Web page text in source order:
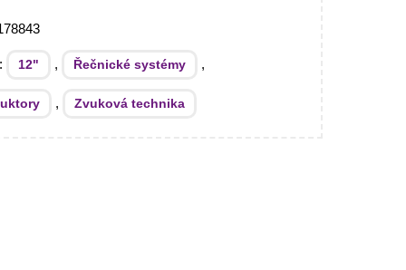
12" , Řečnické systémy ,
, Zvuková technika